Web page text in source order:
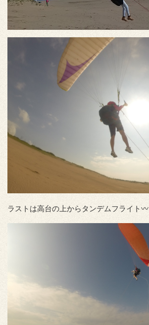
ラストは高台の上からタンデムフライト〰